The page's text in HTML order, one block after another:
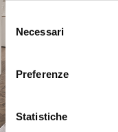
Selezione
del
consenso
Necessari
Preferenze
Statistiche